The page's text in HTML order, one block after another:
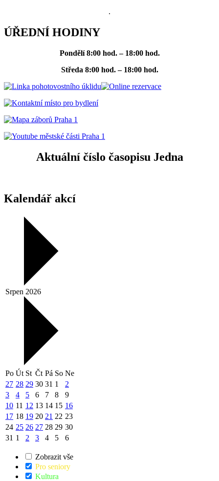
.
ÚŘEDNÍ HODINY
Pondělí 8:00 hod. – 18:00 hod.
Středa 8:00 hod. – 18:00 hod.
Aktuální číslo časopisu Jedna
Kalendář akcí
Srpen 2026
Po Út St Čt Pá So Ne
27 28 29 30 31 1
2
3
4 5 6 7 8
9
10 11 12 13 14 15 16
17 18 19 20 21 22 23
24 25 26 27 28 29 30
31 1 2 3 4 5 6
Zobrazit vše
Pro seniory
Kultura